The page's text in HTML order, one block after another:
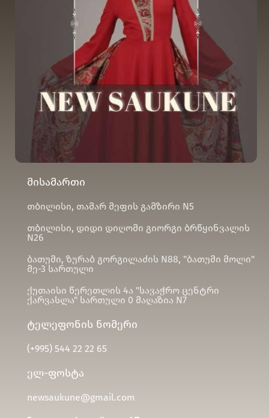
მისამართი
თბილისი, თამარ მეფის გამზირი N5
თბილისი, დიდი დიღომი გიორგი ბრწყინვალის
N26
ბათუმი, ზურაბ გორგილაძის N88, "ბათუმი მოლი"
მე-3 სართული
ქუთაისი წერეთლის 4ა "სავაჭრო ცენტრი
ქარვასლა" სართული 0 მაღაზია N7
ტელეფონის ნომერი
(+995)544 22 22 65
ელ-ფოსტა
newsaukune@gmail.com